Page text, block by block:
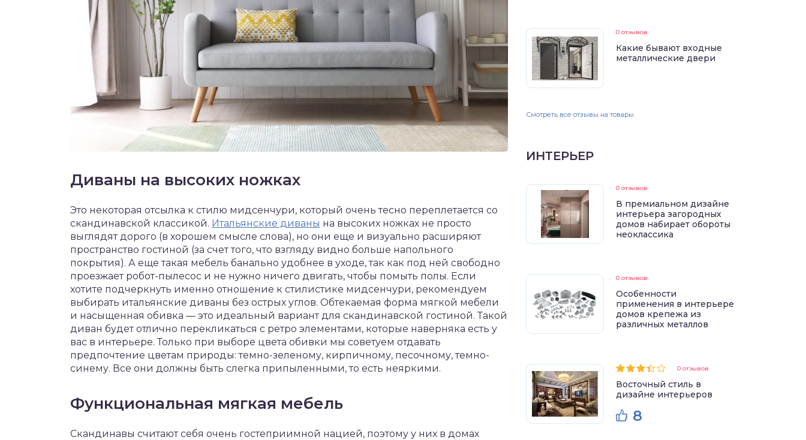
Диваны на высоких ножках
Это некоторая отсылка к стилю мидсенчури, который очень тесно переплетается со
скандинавской классикой. Итальянские диваны на высоких ножках не просто
выглядят дорого (в хорошем смысле слова), но они еще и визуально расширяют
пространство гостиной (за счет того, что взгляду видно больше напольного
покрытия). А еще такая мебель банально удобнее в уходе, так как под ней свободно
проезжает робот-пылесос и не нужно ничего двигать, чтобы помыть полы. Если
хотите подчеркнуть именно отношение к стилистике мидсенчури, рекомендуем
выбирать итальянские диваны без острых углов. Обтекаемая форма мягкой мебели
и насыщенная обивка — это идеальный вариант для скандинавской гостиной. Такой
диван будет отлично перекликаться с ретро элементами, которые наверняка есть у
вас в интерьере. Только при выборе цвета обивки мы советуем отдавать
предпочтение цветам природы: темно-зеленому, кирпичному, песочному, темно-
синему. Все они должны быть слегка припыленными, то есть неяркими.
Функциональная мягкая мебель
Скандинавы считают себя очень гостеприимной нацией, поэтому у них в домах
0 отзывов
Какие бывают входные
металлические двери
Смотреть все отзывы на товары
ИНТЕРЬЕР
0 отзывов
В премиальном дизайне
интерьера загородных
домов набирает обороты
неоклассика
0 отзывов
Особенности
применения в интерьере
домов крепежа из
различных металлов
0 отзывов
Восточный стиль в
дизайне интерьеров
8